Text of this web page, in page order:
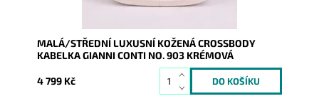
MALÁ/STŘEDNÍ LUXUSNÍ KOŽENÁ CROSSBODY
KABELKA GIANNI CONTI NO. 903 KRÉMOVÁ
4 799 Kč